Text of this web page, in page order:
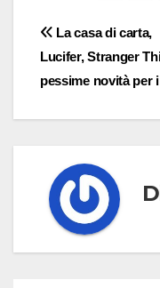
articoli
La casa di carta,
Lucifer, Stranger
pessime novità per